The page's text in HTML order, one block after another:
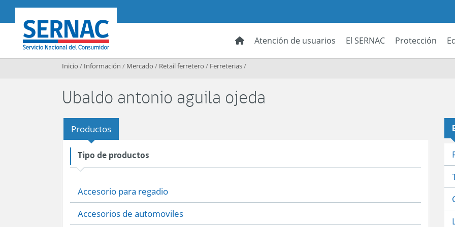
SERNAC
Atención de usuarios El SERNAC Protección
Inicio / Información / Mercado / Retail ferretero / Ferreterias/
Ubaldo antonio aguila ojeda
Productos
Tipo de productos
Accesorio para regadio
Accesorios de automoviles